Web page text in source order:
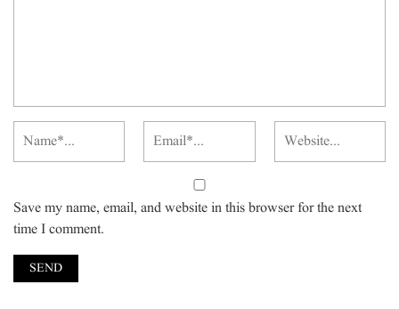
Save my name, email, and website in this browser for the next
time I comment.